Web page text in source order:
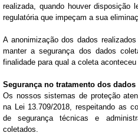
realizada, quando houver disposição
regulatória que impeçam a sua
A anonimização dos dados
manter a segurança dos dados
finalidade para qual a coleta
Segurança no tratamento dos dados
Os nossos sistemas de proteção
na Lei 13.709/2018, respeitando as
de segurança técnicas e
coletados.